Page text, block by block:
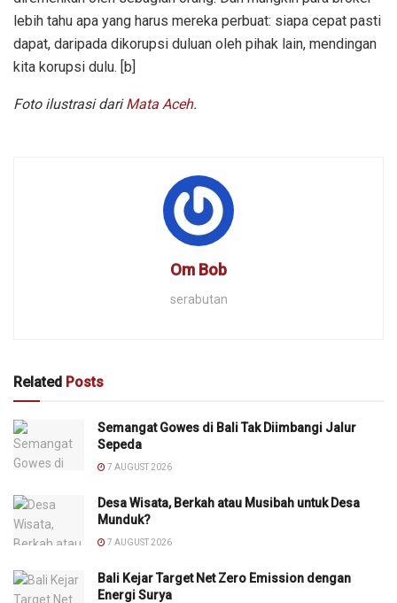
lebih tahu apa yang harus mereka perbuat: siapa cepat pasti
dapat, daripada dikorupsi duluan oleh pihak lain, mendingan
kita korupsi dulu. [b]
Foto ilustrasi dariMata Aceh.
Om Bob
serabutan
Related Posts
Semangat Gowes di Bali Tak Diimbangi Jalur
Sepeda
7 AUGUST 2026
Desa Wisata, Berkah atau Musibah untuk Desa
Munduk?
7 AUGUST 2026
Bali Kejar Target Net Zero Emission dengan
Energi Surya